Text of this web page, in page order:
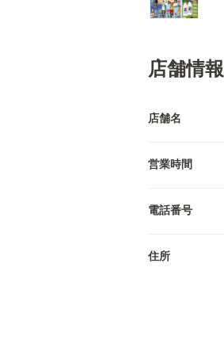
店舗情報
店舗名
営業時間
電話番号
住所